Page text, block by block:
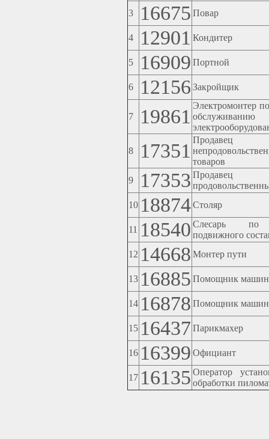
3 16675 Повар
4 12901 Кондитер
5 16909 Портной
6 12156 Закройщик
7 19861 Электромонтер
обслуживанию
8 17351 Продавец
товаров
9
17353 Продавец
10 18874Столяр
11 18540 Слесарь по
подвижного
12 14668 Монтер пути
13 16885 Помощник
14 16878 Помощник
15 16437 Парикмахер
16 16399 Официант
17 16135 Оператор
обработки